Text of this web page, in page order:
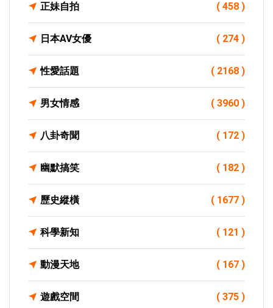
正妹自拍 ( 458 )
日本AV女優 ( 274 )
性愛話題 ( 2168 )
男女情感 ( 3960 )
八卦奇聞 ( 172 )
幽默搞笑 ( 182 )
歷史縱橫 ( 1677 )
科學新知 ( 121 )
動漫天地 ( 167 )
遊戲空間 ( 375 )